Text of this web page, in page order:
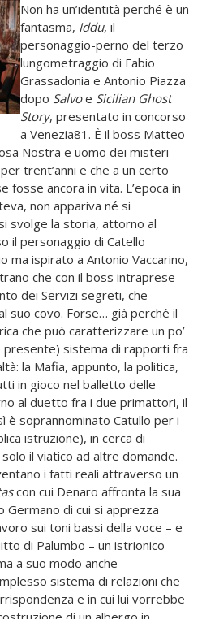
Non ha un’identità perché è un
fantasma, Iddu, il
personaggio-perno del terzo
lungometraggio di Fabio
Grassadonia e Antonio Piazza
dopo Salvoe Sicilian Ghost
Story, presentato in concorso
a Venezia81. È il boss Matteo
Nostra e uomo dei misteri
trent’anni e che a un certo
fosse ancora in vita. L’epoca in
non appariva né si
svolge la storia, attorno al
il personaggio di Catello
ma ispirato a Antonio Vaccarino,
che con il boss intraprese
dei Servizi segreti, che
suo covo. Forse… già perché il
che può caratterizzare un po’
sistema di rapporti fra
la Mafia, appunto, la politica,
in gioco nel balletto delle
al duetto fra i due primattori, il
è soprannominato Catullo per i
istruzione), in cerca di
il viatico ad altre domande.
i fatti reali attraverso un
con cui Denaro affronta la sua
Germano di cui si apprezza
sui toni bassi della voce – e
di Palumbo – un istrionico
a suo modo anche
sistema di relazioni che
e in cui lui vorrebbe